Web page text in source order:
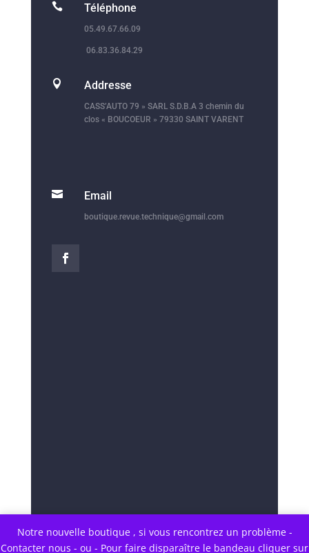
Notre nouvelle boutique , si vous rencontrez un problème -
Contacter nous - ou - Pour faire disparaître le bandeau cliquer sur
 Téléphone
05.49.67.66.09
06.83.36.84.29
 Addresse
CASS’AUTO 79 » SARL S.D.B.A 3 chemin du
clos « BOUCOEUR » 79330 SAINT VARENT
 Email
boutique.revue.technique@gmail.com